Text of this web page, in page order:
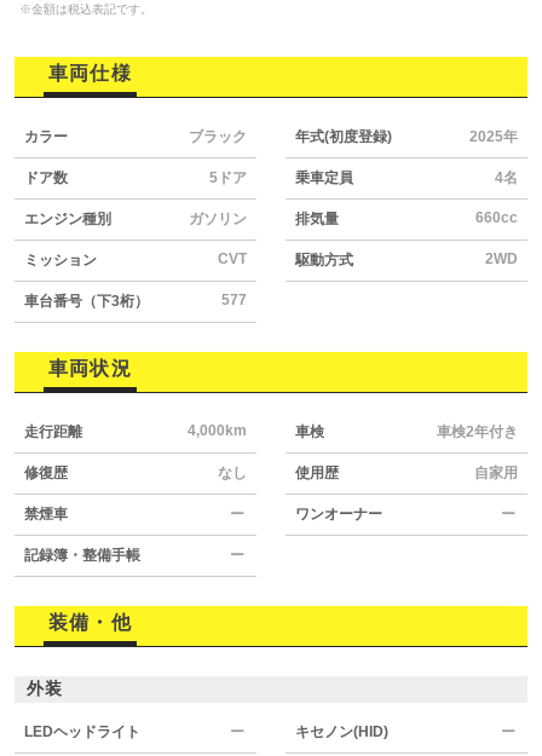
※金額は税込表記です。
車両仕様
カラー ブラック 年式(初度登録) 2025年
ドア数 5ドア 乗車定員 4名
エンジン種別 ガソリン 排気量 660cc
ミッション CVT 駆動方式 2WD
車台番号（下3桁） 577
車両状況
走行距離 4,000km 車検 車検2年付き
修復歴 なし 使用歴 自家用
禁煙車 ー ワンオーナー ー
記録簿・整備手帳 ー
装備・他
外装
LEDヘッドライト ー キセノン(HID) ー